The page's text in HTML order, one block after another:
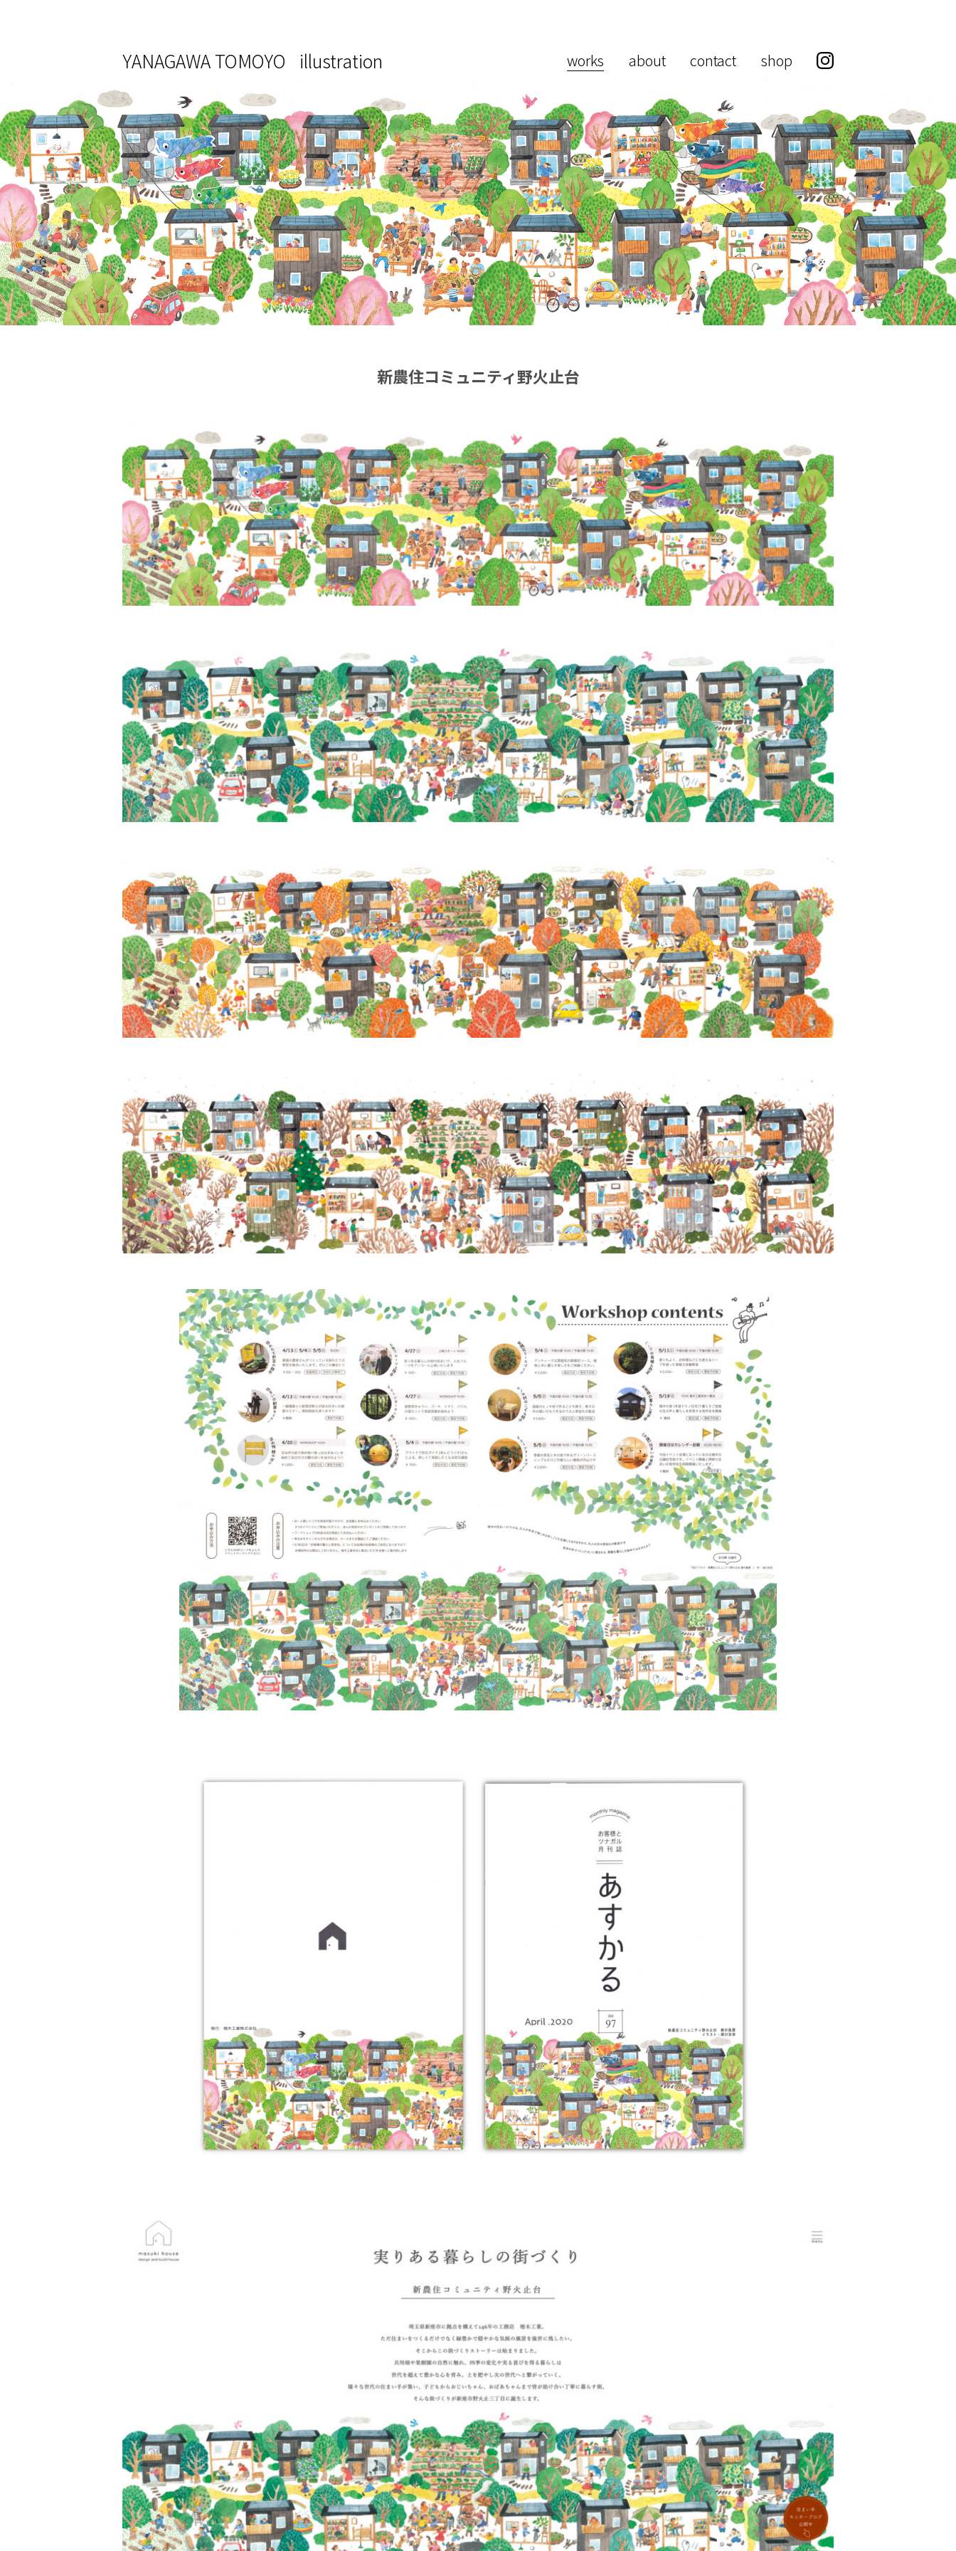
YANAGAWATOMOYO illustration works about contact shop
新農住コミュニティ野火止台